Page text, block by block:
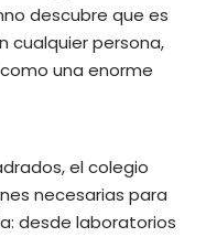
descubre que es
cualquier persona,
una enorme
el colegio
necesarias para
desde laboratorios